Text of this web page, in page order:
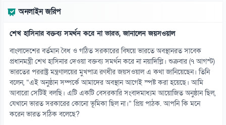
অনলাইন জরিপ
শেখ হাসিনার বক্তব্য সমর্থন করে না ভারত, জানালেন জয়সওয়াল
বাংলাদেশের বর্তমান বৈধ ও গঠিত সরকারের বিষয়ে ভারতে অবস্থানরত সাবেক
প্রধানমন্ত্রী শেখ হাসিনার দেওয়া বক্তব্য সমর্থন করে না নয়াদিল্লি। শুক্রবার (৭ আগস্ট)
ভারতের পররাষ্ট্র মন্ত্রণালয়ের মুখপাত্র রণধীর জয়সওয়াল এ কথা জানিয়েছেন। তিনি
বলেন, “এই অনুষ্ঠান সম্পর্কে আমাদের অবস্থান আগেই স্পষ্ট করা হয়েছে। আমি
আবারো সেটিই বলছি। এটি একটি বেসরকারি সংবাদমাধ্যম আয়োজিত অনুষ্ঠান ছিল,
যেখানে ভারত সরকারের কোনো ভূমিকা ছিল না।” প্রিয় পাঠক. আপনি কি মনে
করেন ভারত সঠিক বলেছে?